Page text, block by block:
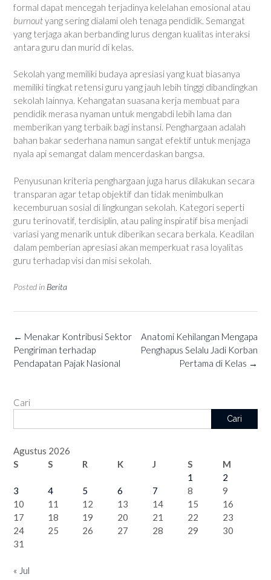
formal dapat mencegah terjadinya kelelahan emosional atau
burnoutyang sering dialami oleh tenaga pendidik. Semangat
yang terjaga akan berbanding lurus dengan kualitas interaksi
antara guru dan murid di kelas.
Sekolah yang memiliki budaya apresiasi yang kuat biasanya
memiliki tingkat retensi guru yang jauh lebih tinggi dibandingkan
sekolah lainnya. Kehangatan suasana kerja membuat para
pendidik merasa nyaman untuk mengabdi lebih lama dan
memberikan yang terbaik bagi instansi. Penghargaan adalah
bahan bakar sederhana namun sangat efektif untuk menjaga
nyala api semangat dalam mencerdaskan bangsa.
Penyusunan kriteria penghargaan juga harus dilakukan secara
transparan agar tetap objektif dan tidak menimbulkan
kecemburuan sosial di lingkungan sekolah. Kategori seperti
guru terinovatif, terdisiplin, atau paling inspiratif bisa menjadi
variasi yang menarik untuk diberikan secara berkala. Keadilan
dalam pemberian apresiasi akan memperkuat rasa loyalitas
guru terhadap visi dan misi sekolah.
Posted in Berita
Post
navigation
Anatomi Kehilangan Mengapa
Penghapus Selalu Jadi Korban
Pertama di Kelas →
← Menakar Kontribusi Sektor
Pengiriman terhadap
Pendapatan Pajak Nasional
Cari
Cari
Agustus 2026
S
S R K J S
M
1
2
3
4 5 6 7 8
9
10
11 12 13 14 15
16
17
18 19 20 21 22
23
24
25 26 27 28 29
30
31
« Jul